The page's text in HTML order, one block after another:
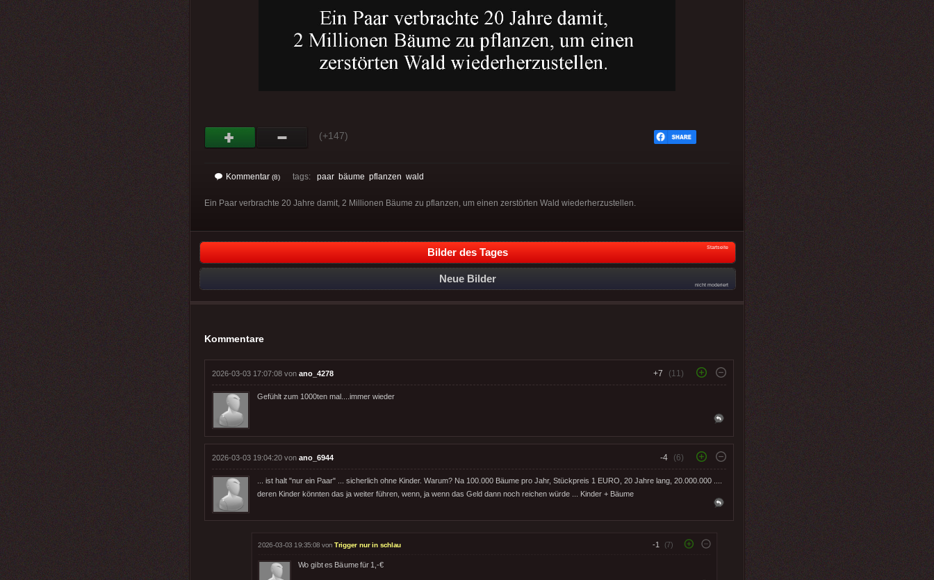
(+147)
Kommentar (8) tags: paar bäume pflanzen wald
Ein Paar verbrachte 20 Jahre damit, 2 Millionen Bäume zu pflanzen, um einen zerstörten Wald wiederherzustellen.
Bilder des Tages Startseite
Neue Bilder
nicht moderiert
Kommentare
2026-03-03 17:07:08 von ano_4278 +7 (11)
Gefühlt zum 1000ten mal....immer wieder
2026-03-03 19:04:20 von ano_6944 -4 (6)
... ist halt "nur ein Paar" ... sicherlich ohne Kinder. Warum? Na 100.000 Bäume pro Jahr, Stückpreis 1 EURO, 20 Jahre lang, 20.000.000 ....
deren Kinder könnten das ja weiter führen, wenn, ja wenn das Geld dann noch reichen würde ... Kinder + Bäume
2026-03-03 19:35:08 vonTrigger nur in schlau -1 (7)
Wo gibt es Bäume für 1,-€